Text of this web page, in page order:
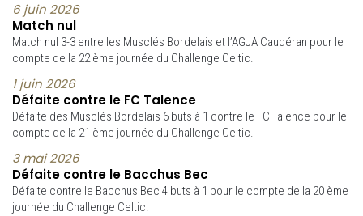
6 juin 2026
Match nul
Match nul 3-3 entre les Musclés Bordelais et l’AGJA Caudéran pour le
compte de la 22 ème journée du Challenge Celtic.
1 juin 2026
Défaite contre le FC Talence
Défaite des Musclés Bordelais 6 buts à 1 contre le FC Talence pour le
compte de la 21 ème journée du Challenge Celtic.
3 mai 2026
Défaite contre le Bacchus Bec
Défaite contre le Bacchus Bec 4 buts à 1 pour le compte de la 20 ème
journée du Challenge Celtic.